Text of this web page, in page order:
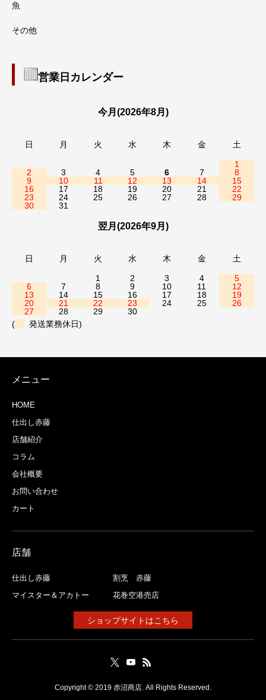
魚
その他
営業日カレンダー
今月(2026年8月)
日 月 火 水 木 金 土
1
2
3 4 5 6 7
8
9
10 11 12 13 14
15
16
17 18 19 20 21
22
23
24 25 26 27 28
29
30
31
翌月(2026年9月)
日 月 火 水 木 金 土
1 2 3 4
5
6
7 8 9 10 11
12
13
14 15 16 17 18
19
20
21 22 23 24 25
26
27
28 29
30
(
発送業務休日)
メニュー
HOME
仕出し赤藤
店舗紹介
コラム
会社概要
お問い合わせ
カート
店舗
仕出し赤藤
割烹 赤藤
マイスター＆アカトー
花巻空港売店
ショップサイトはこちら
Copyright © 2019 赤沼商店. All Rights Reserved.